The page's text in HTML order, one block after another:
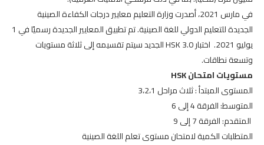
في مارس 2021، أصدرت وزارة التعليم معايير درجات الكفاءة الصينية
الجديدة للتعليم الدولي للغة الصينية. تم تطبيق المعايير الجديدة رسميًا في 1
يوليو 2021. اختبار HSK 3.0 الجديد سيتم تقسيمه إلى ثلاثة مستويات
وتسعة نطاقات.
مستويات امتحان HSK
المستوى المبتدأ : ثلاث مراحل 3،2،1
المتوسط: الفرقة 4 إلى 6
المتقدم: الفرقة 7 إلى 9
المتطلبات الكمية لامتحان مستوى تعلم اللغة الصينية